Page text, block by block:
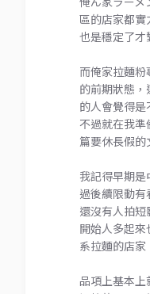
區的店家都
也是穩定了才
而俺家拉麵
的前期狀態
的人會覺得是
不過就在我
篇要休長假的
我記得早期
過後續限動
還沒有人拍
開始人多起
系拉麵的店家
品項上基本